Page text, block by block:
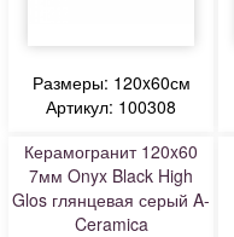
Размеры: 120x60см
Артикул: 100308
Керамогранит 120x60
7мм Onyx Black High
Glos глянцевая серый A-
Ceramica